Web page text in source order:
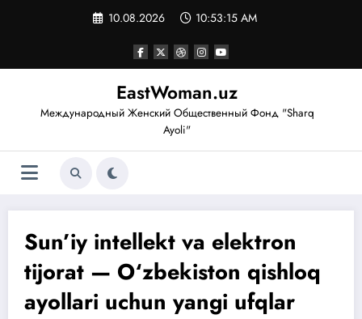
10.08.2026 10:53:16 AM
EastWoman.uz
Международный Женский Общественный Фонд "Sharq
Ayoli"
Sun’iy intellekt va elektron
tijorat — O‘zbekiston qishloq
ayollari uchun yangi ufqlar